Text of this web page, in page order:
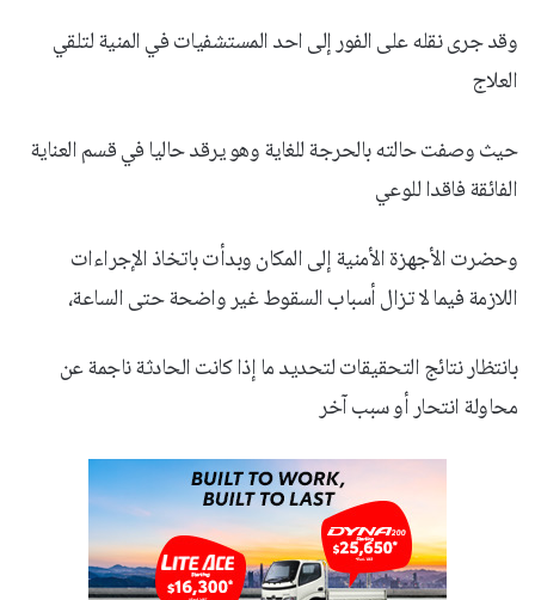
وقد جرى نقله على الفور إلى احد المستشفيات في المنية لتلقي
العلاج
حيث وصفت حالته بالحرجة للغاية وهو يرقد حاليا في قسم العناية
الفائقة فاقدا للوعي
وحضرت الأجهزة الأمنية إلى المكان وبدأت باتخاذ الإجراءات
اللازمة فيما لا تزال أسباب السقوط غير واضحة حتى الساعة،
بانتظار نتائج التحقيقات لتحديد ما إذا كانت الحادثة ناجمة عن
محاولة انتحار أو سبب آخر